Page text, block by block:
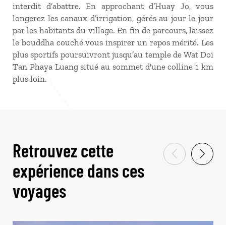
interdit d’abattre. En approchant d’Huay Jo, vous
longerez les canaux d’irrigation, gérés au jour le jour
par les habitants du village. En fin de parcours, laissez
le bouddha couché vous inspirer un repos mérité. Les
plus sportifs poursuivront jusqu’au temple de Wat Doi
Tan Phaya Luang situé au sommet d'une colline 1 km
plus loin.
Retrouvez cette
expérience dans ces
voyages